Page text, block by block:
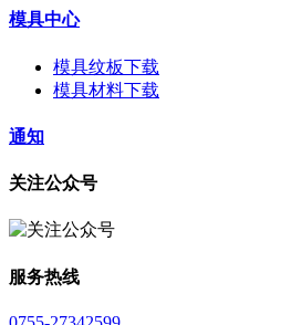
模具中心
模具纹板下载
模具材料下载
通知
关注公众号
服务热线